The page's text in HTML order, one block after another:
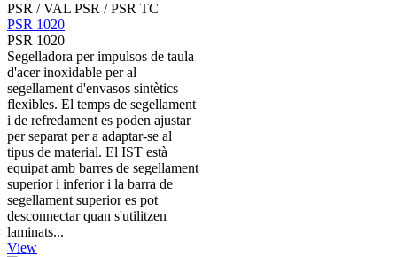
PSR / VAL PSR / PSR TC
PSR 1020
PSR 1020
Segelladora per impulsos de taula
d'acer inoxidable per al
segellament d'envasos sintètics
flexibles. El temps de segellament
i de refredament es poden ajustar
per separat per a adaptar-se al
tipus de material. El IST està
equipat amb barres de segellament
superior i inferior i la barra de
segellament superior es pot
desconnectar quan s'utilitzen
laminats...
View